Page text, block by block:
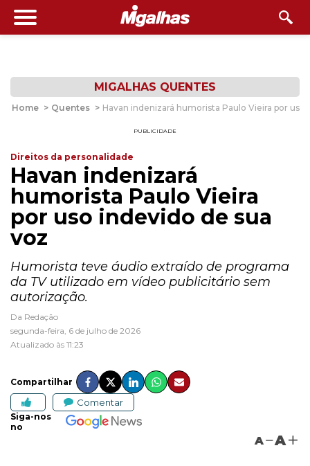
MIGALHAS QUENTES
Home > Quentes > Havan indenizará humorista Paulo Vieira por uso
PUBLICIDADE
Direitos da personalidade
Havan indenizará
humorista Paulo Vieira
por uso indevido de sua
voz
Humorista teve áudio extraído de programa
da TV utilizado em vídeo publicitário sem
autorização.
Da Redação
segunda-feira, 6 de julho de 2026
Atualizado às 11:23
Compartilhar
Comentar
Siga-nos
no
A A